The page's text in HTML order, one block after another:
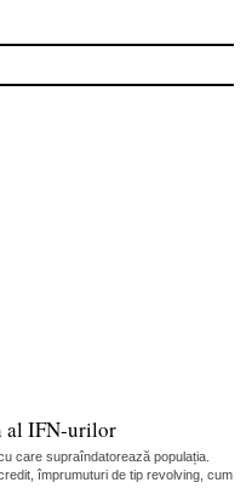
al IFN-urilor
care supraîndatorează populația.
împrumuturi de tip revolving, cum